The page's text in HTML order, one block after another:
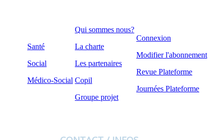
Santé
Social
Médico-Social
Qui sommes nous?
La charte
Les partenaires
Copil
Groupe projet
Connexion
Modifier l'abonnement
Revue Plateforme
Journées Plateforme